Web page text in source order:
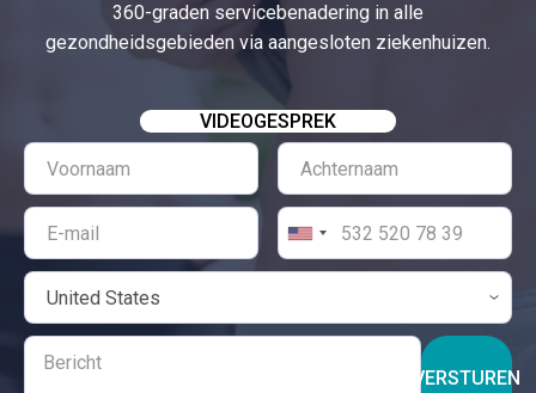
360-graden servicebenadering in alle
gezondheidsgebieden via aangesloten ziekenhuizen.
VIDEOGESPREK
VERSTUREN